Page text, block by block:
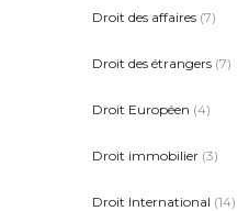
Droit des affaires (7)
Droit des étrangers (7)
Droit Européen (4)
Droit immobilier (3)
Droit International (14)